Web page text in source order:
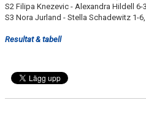
S2 Filipa Knezevic - Alexandra Hildell 6-
S3 Nora Jurland - Stella Schadewitz 1-
Resultat & tabell